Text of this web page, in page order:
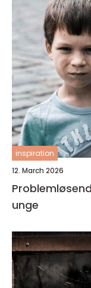
inspiration
12. March 2026
unge